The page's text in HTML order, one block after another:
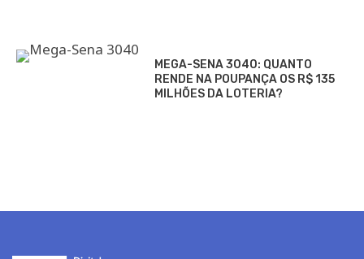
MEGA-SENA 3040: QUANTO
RENDE NA POUPANÇA OS R$ 135
MILHÕES DA LOTERIA?